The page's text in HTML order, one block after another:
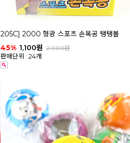
205C] 2000 형광 스포츠 손목공 탱탱볼
45% 1,100원 2,000원
판매단위 : 24개